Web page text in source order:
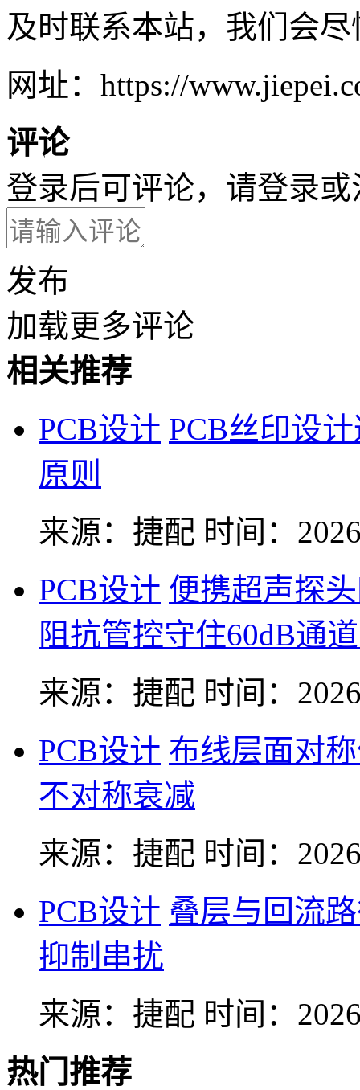
及时联系本站，我们会
网址：https://
评论
登录后可评论，请登录或
发布
加载更多评论
相关推荐
PCB设计 PCB丝印设
原则
来源：捷配 时间：
PCB设计 便携超声探
阻抗管控守住60dB通
来源：捷配 时间：
PCB设计 布线层面对
不对称衰减
来源：捷配 时间：
PCB设计 叠层与回流
抑制串扰
来源：捷配 时间：
热门推荐